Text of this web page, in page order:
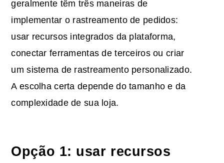
geralmente têm três maneiras de
implementar o rastreamento de pedidos:
usar recursos integrados da plataforma,
conectar ferramentas de terceiros ou criar
um sistema de rastreamento personalizado.
A escolha certa depende do tamanho e da
complexidade de sua loja.
Opção 1: usar recursos